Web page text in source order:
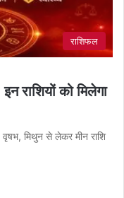
राशिफल
राशियों को मिलेगा
मिथुन से लेकर मीन राशि